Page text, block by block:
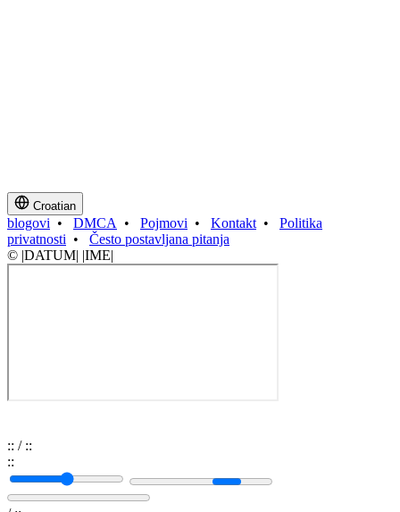
Croatian
blogovi • DMCA • Pojmovi • Kontakt • Politika
privatnosti • Često postavljana pitanja
© |DATUM| |IME|
:: / ::
::